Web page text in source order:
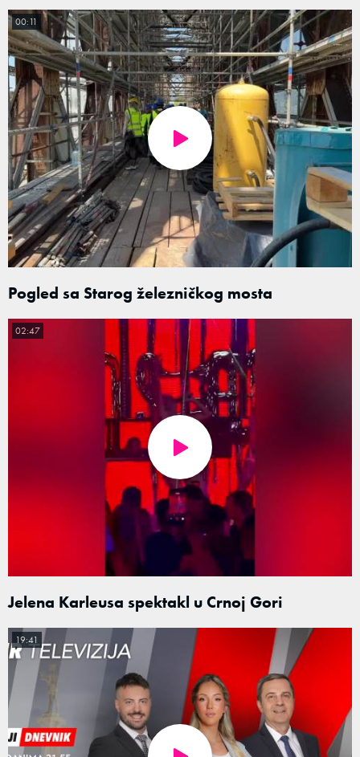
Pogled sa Starog železničkog mosta
00:11
Jelena Karleusa spektakl u Crnoj Gori
02:47
19:41